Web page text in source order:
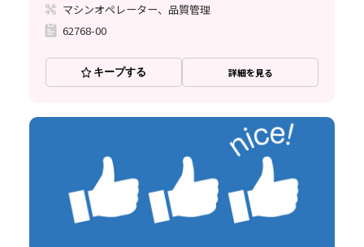
マシンオペレーター、品質管理
62768-00
キープする 詳細を見る